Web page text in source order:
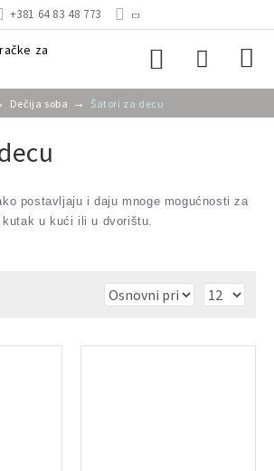
+381 64 83 48 773
Dečija soba Šatori za decu
postavljaju i daju mnoge mogućnosti za
u kući ili u dvorištu.